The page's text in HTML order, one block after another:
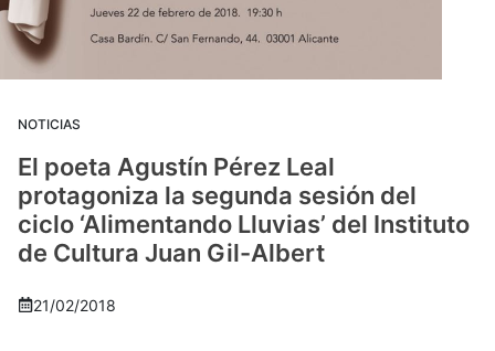
NOTICIAS
El poeta Agustín Pérez Leal
protagoniza la segunda sesión del
ciclo ‘Alimentando Lluvias’ del Instituto
de Cultura Juan Gil-Albert
21/02/2018